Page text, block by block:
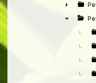
►
►